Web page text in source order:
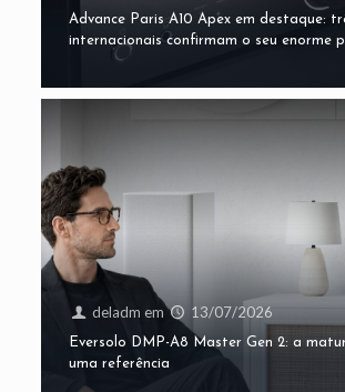
Advance Paris A10 Apex em destaque:
internacionais confirmam o seu enorme
deladm em 13/07/2026
Eversolo DMP-A8 Master Gen 2: a
uma referência